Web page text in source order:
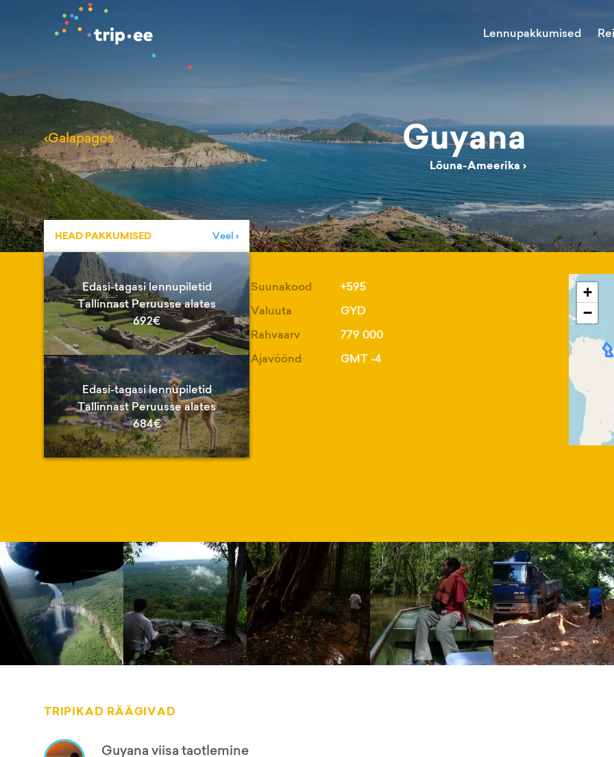
Lennupakkumised
‹Galapagos Guyana
Lõuna-Ameerika ›
HEAD PAKKUMISED Veel ›
Edasi-tagasi lennupiletid
Tallinnast Peruusse alates
692€
Edasi-tagasi lennupiletid
Tallinnast Peruusse alates
684€
Suunakood
+595
Valuuta
GYD
Rahvaarv
779 000
Ajavöönd
GMT -4
+
−
TRIPIKAD RÄÄGIVAD
Guyana viisa taotlemine